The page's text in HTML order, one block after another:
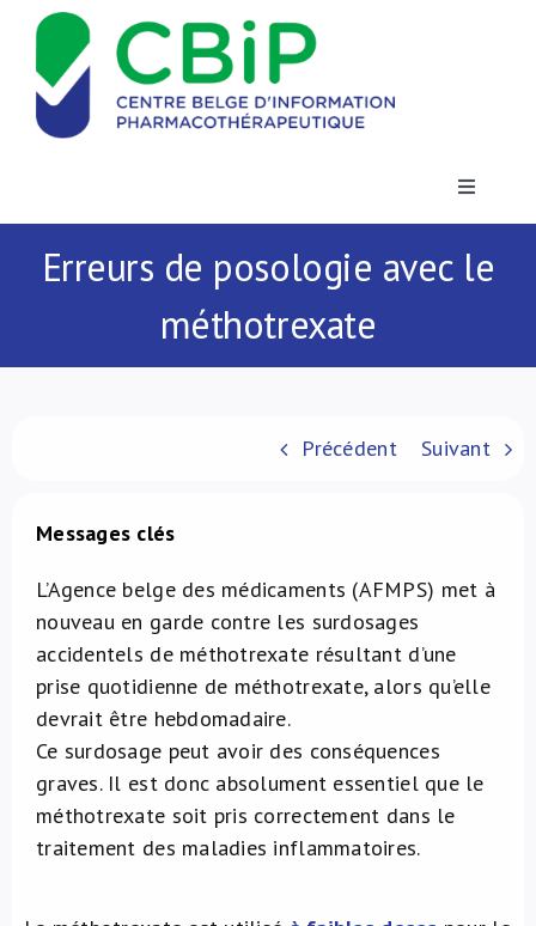
Passer
contenu
Toggle
Actualités
Erreurs de posologie avec le
méthotrexate
Précédent Suivant
Messages clés
L’Agence belge des médicaments (AFMPS) met à
nouveau en garde contre les surdosages
accidentels de méthotrexate résultant d’une
prise quotidienne de méthotrexate, alors qu’elle
devrait être hebdomadaire.
Ce surdosage peut avoir des conséquences
graves. Il est donc absolument essentiel que le
méthotrexate soit pris correctement dans le
traitement des maladies inflammatoires.